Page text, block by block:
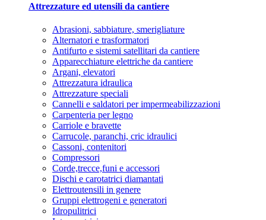
Attrezzature ed utensili da cantiere
Abrasioni, sabbiature, smerigliature
Alternatori e trasformatori
Antifurto e sistemi satellitari da cantiere
Apparecchiature elettriche da cantiere
Argani, elevatori
Attrezzatura idraulica
Attrezzature speciali
Cannelli e saldatori per impermeabilizzazioni
Carpenteria per legno
Carriole e bravette
Carrucole, paranchi, cric idraulici
Cassoni, contenitori
Compressori
Corde,trecce,funi e accessori
Dischi e carotatrici diamantati
Elettroutensili in genere
Gruppi elettrogeni e generatori
Idropulitrici